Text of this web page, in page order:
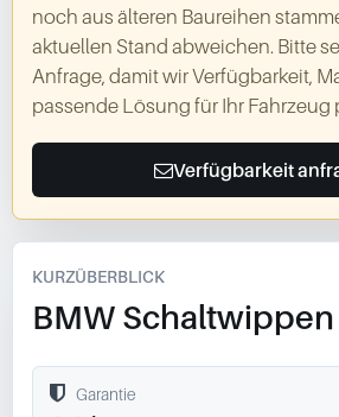
noch aus älteren Baureihen
aktuellen Stand abweichen. Bitte
Anfrage, damit wir Verfügbarkeit,
passende Lösung für Ihr Fahrzeug
Verfügbarkeit
KURZÜBERBLICK
BMW Schaltwippen
Garantie